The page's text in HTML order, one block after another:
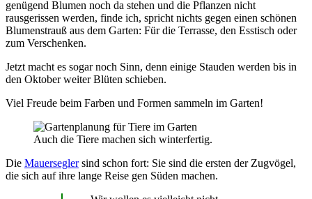
genügend Blumen noch da stehen und die Pflanzen nicht
rausgerissen werden, finde ich, spricht nichts gegen einen schönen
Blumenstrauß aus dem Garten: Für die Terrasse, den Esstisch oder
zum Verschenken.
Jetzt macht es sogar noch Sinn, denn einige Stauden werden bis in
den Oktober weiter Blüten schieben.
Viel Freude beim Farben und Formen sammeln im Garten!
Auch die Tiere machen sich winterfertig.
Die Mauerseglersind schon fort: Sie sind die ersten der Zugvögel,
die sich auf ihre lange Reise gen Süden machen.